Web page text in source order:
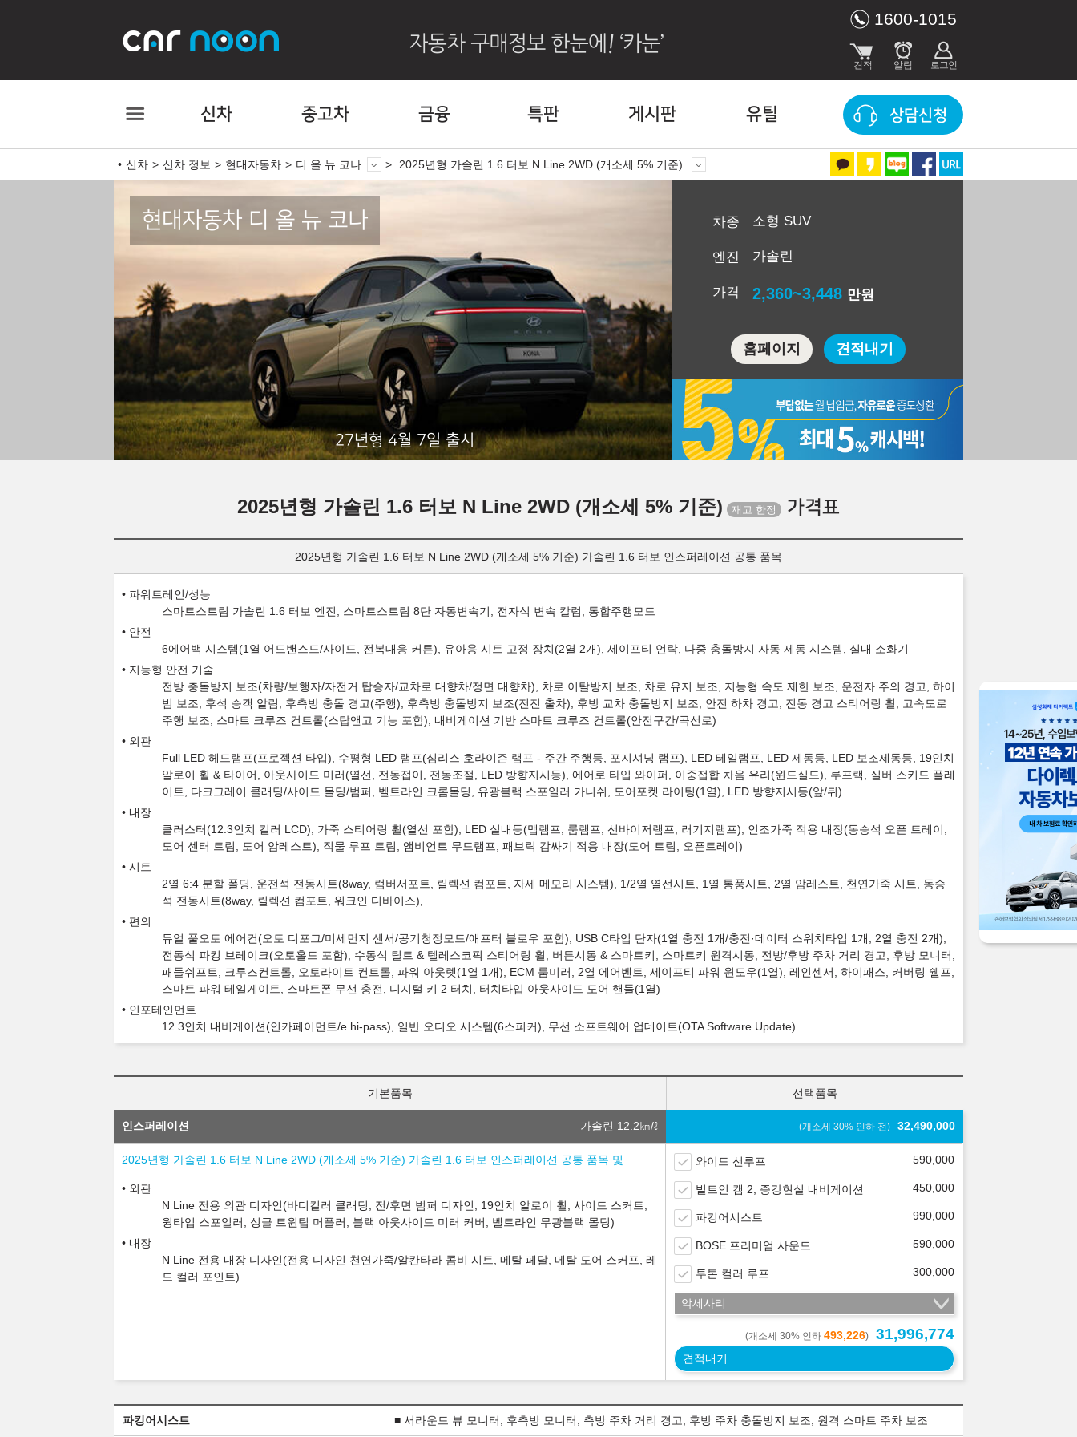
1600-1015
신차 중고차 금융 특판 게시판 유틸 상담신청
신차 신차 정보 현대자동차 디 올 뉴 코나 2025년형 가솔린 1.6 터보 N Line 2WD (개소세 5% 기준)
현대자동차 디 올 뉴 코나
27년형 4월 7일 출시
차종 소형 SUV
엔진 가솔린
가격 2,360~3,448 만원
홈페이지 견적내기
2025년형 가솔린 1.6 터보 N Line 2WD (개소세 5% 기준) 가격표
2025년형 가솔린 1.6 터보 N Line 2WD (개소세 5% 기준) 가솔린 1.6 터보 인스퍼레이션 공통 품목
파워트레인/성능
스마트스트림 가솔린 1.6 터보 엔진, 스마트스트림 8단 자동변속기, 전자식 변속 칼럼, 통합주행모드
안전
6에어백 시스템(1열 어드밴스드/사이드, 전복대응 커튼), 유아용 시트 고정 장치(2열 2개), 세이프티 언락, 다중 충돌방지 자동 제동 시스템, 실내 소화기
지능형 안전 기술
전방 충돌방지 보조(차량/보행자/자전거 탑승자/교차로 대향차/정면 대향차), 차로 이탈방지 보조, 차로 유지 보조, 지능형 속도 제한 보조, 운전자 주의 경고, 하이
빔 보조, 후석 승객 알림, 후측방 충돌 경고(주행), 후측방 충돌방지 보조(전진 출차), 후방 교차 충돌방지 보조, 안전 하차 경고, 진동 경고 스티어링 휠, 고속도로
주행 보조, 스마트 크루즈 컨트롤(스탑앤고 기능 포함), 내비게이션 기반 스마트 크루즈 컨트롤(안전구간/곡선로)
외관
Full LED 헤드램프(프로젝션 타입), 수평형 LED 램프(심리스 호라이즌 램프 - 주간 주행등, 포지셔닝 램프), LED 테일램프, LED 제동등, LED 보조제동등, 19인치
알로이 휠 & 타이어, 아웃사이드 미러(열선, 전동접이, 전동조절, LED 방향지시등), 에어로 타입 와이퍼, 이중접합 차음 유리(윈드실드), 루프랙, 실버 스키드 플레
이트, 다크그레이 클래딩/사이드 몰딩/범퍼, 벨트라인 크롬몰딩, 유광블랙 스포일러 가니쉬, 도어포켓 라이팅(1열), LED 방향지시등(앞/뒤)
내장
클러스터(12.3인치 컬러 LCD), 가죽 스티어링 휠(열선 포함), LED 실내등(맵램프, 룸램프, 선바이저램프, 러기지램프), 인조가죽 적용 내장(동승석 오픈 트레이,
도어 센터 트림, 도어 암레스트), 직물 루프 트림, 앰비언트 무드램프, 패브릭 감싸기 적용 내장(도어 트림, 오픈트레이)
시트
2열 6:4 분할 폴딩, 운전석 전동시트(8way, 럼버서포트, 릴렉션 컴포트, 자세 메모리 시스템), 1/2열 열선시트, 1열 통풍시트, 2열 암레스트, 천연가죽 시트, 동승
석 전동시트(8way, 릴렉션 컴포트, 워크인 디바이스),
편의
듀얼 풀오토 에어컨(오토 디포그/미세먼지 센서/공기청정모드/애프터 블로우 포함), USB C타입 단자(1열 충전 1개/충전·데이터 스위치타입 1개, 2열 충전 2개),
전동식 파킹 브레이크(오토홀드 포함), 수동식 틸트 & 텔레스코픽 스티어링 휠, 버튼시동 & 스마트키, 스마트키 원격시동, 전방/후방 주차 거리 경고, 후방 모니터,
패들쉬프트, 크루즈컨트롤, 오토라이트 컨트롤, 파워 아웃렛(1열 1개), ECM 룸미러, 2열 에어벤트, 세이프티 파워 윈도우(1열), 레인센서, 하이패스, 커버링 쉘프,
스마트 파워 테일게이트, 스마트폰 무선 충전, 디지털 키 2 터치, 터치타입 아웃사이드 도어 핸들(1열)
인포테인먼트
12.3인치 내비게이션(인카페이먼트/e hi-pass), 일반 오디오 시스템(6스피커), 무선 소프트웨어 업데이트(OTA Software Update)
기본품목 선택품목
인스퍼레이션 가솔린 12.2㎞/ℓ (개소세 30% 인하 전) 32,490,000
2025년형 가솔린 1.6 터보 N Line 2WD (개소세 5% 기준) 가솔린 1.6 터보 인스퍼레이션 공통 품목 및
외관
N Line 전용 외관 디자인(바디컬러 클래딩, 전/후면 범퍼 디자인, 19인치 알로이 휠, 사이드 스커트,
윙타입 스포일러, 싱글 트윈팁 머플러, 블랙 아웃사이드 미러 커버, 벨트라인 무광블랙 몰딩)
내장
N Line 전용 내장 디자인(전용 디자인 천연가죽/알칸타라 콤비 시트, 메탈 페달, 메탈 도어 스커프, 레
드 컬러 포인트)
와이드 선루프 590,000
빌트인 캠 2, 증강현실 내비게이션 450,000
파킹어시스트 990,000
BOSE 프리미엄 사운드 590,000
투톤 컬러 루프 300,000
악세사리
(개소세 30% 인하 493,226) 31,996,774
견적내기
파킹어시스트 ■ 서라운드 뷰 모니터, 후측방 모니터, 측방 주차 거리 경고, 후방 주차 충돌방지 보조, 원격 스마트 주차 보조